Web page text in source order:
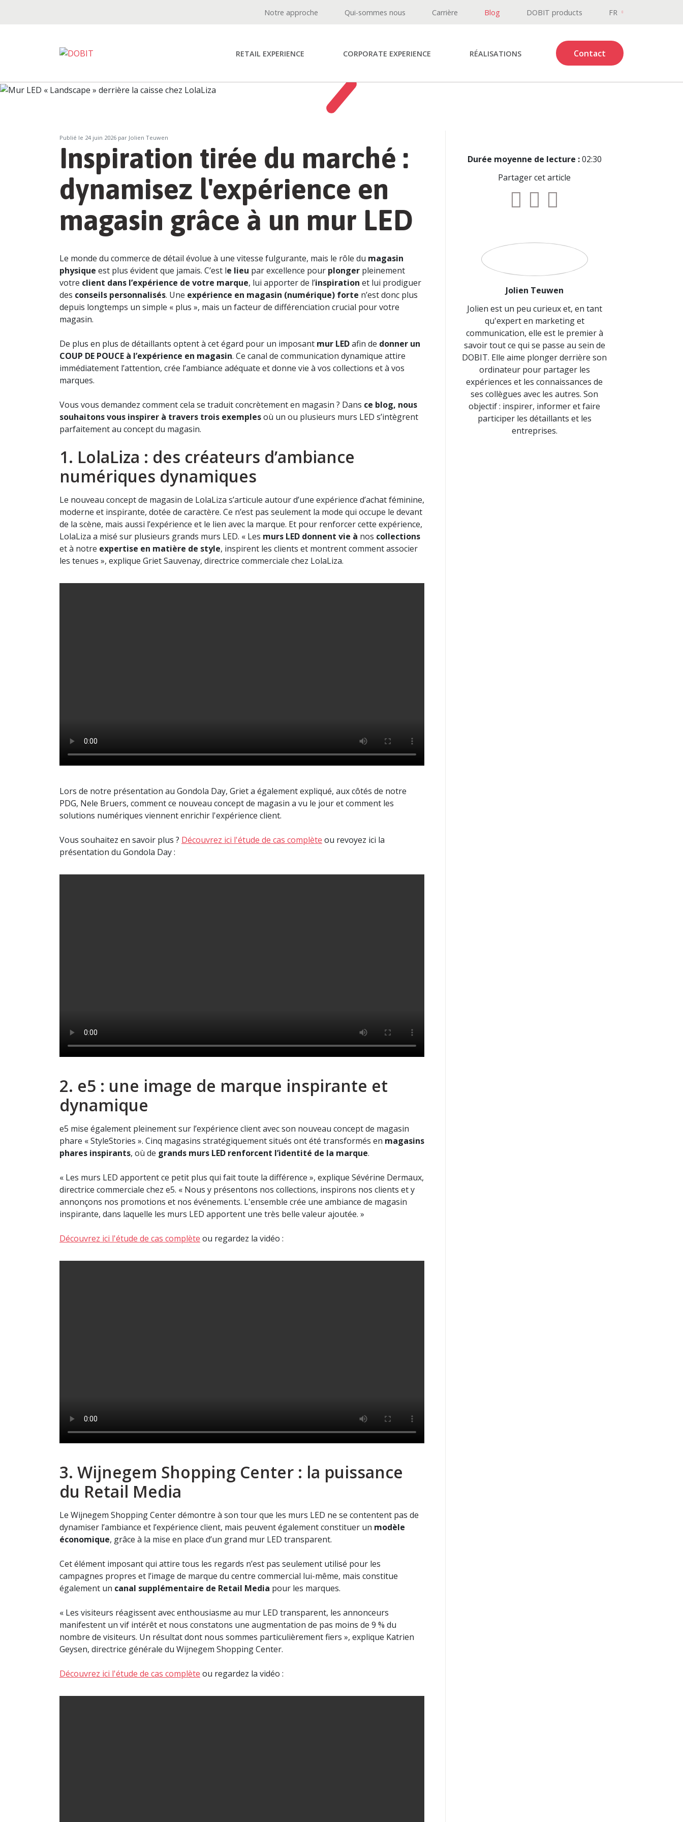
Notre approche Qui-sommes nous Carrière Blog DOBIT products FR
RETAIL EXPERIENCE CORPORATE EXPERIENCE RÉALISATIONS Contact
Publié le 24 juin 2026 par Jolien Teuwen
Inspiration tirée du marché :
dynamisez l'expérience en
magasin grâce à un mur LED
Le monde du commerce de détail évolue à une vitesse fulgurante, mais le rôle du magasin
physique est plus évident que jamais. C’est le lieu par excellence pour plonger pleinement
votre client dans l’expérience de votre marque, lui apporter de l’inspiration et lui prodiguer
des conseils personnalisés. Une expérience en magasin (numérique) forte n’est donc plus
depuis longtemps un simple « plus », mais un facteur de différenciation crucial pour votre
magasin.
De plus en plus de détaillants optent à cet égard pour un imposant mur LEDafin de donner un
COUP DE POUCE à l’expérience en magasin. Ce canal de communication dynamique attire
immédiatement l’attention, crée l’ambiance adéquate et donne vie à vos collections et à vos
marques.
Vous vous demandez comment cela se traduit concrètement en magasin ? Dans ce blog, nous
souhaitons vous inspirer à travers trois exemplesoù un ou plusieurs murs LED s’intègrent
parfaitement au concept du magasin.
1. LolaLiza : des créateurs d’ambiance
numériques dynamiques
Le nouveau concept de magasin de LolaLiza s’articule autour d’une expérience d’achat féminine,
moderne et inspirante, dotée de caractère. Ce n’est pas seulement la mode qui occupe le devant
de la scène, mais aussi l’expérience et le lien avec la marque. Et pour renforcer cette expérience,
LolaLiza a misé sur plusieurs grands murs LED. « Les murs LED donnent vie à nos collections
et à notre expertise en matière de style, inspirent les clients et montrent comment associer
les tenues », explique Griet Sauvenay, directrice commerciale chez LolaLiza.
Lors de notre présentation au Gondola Day, Griet a également expliqué, aux côtés de notre
PDG, Nele Bruers, comment ce nouveau concept de magasin a vu le jour et comment les
solutions numériques viennent enrichir l'expérience client.
Vous souhaitez en savoir plus ? Découvrez ici l'étude de cas complète ou revoyez ici la
présentation du Gondola Day :
2. e5 : une image de marque inspirante et
dynamique
e5 mise également pleinement sur l’expérience client avec son nouveau concept de magasin
phare « StyleStories ». Cinq magasins stratégiquement situés ont été transformés en magasins
phares inspirants, où de grands murs LED renforcent l’identité de la marque.
« Les murs LED apportent ce petit plus qui fait toute la différence », explique Sévérine Dermaux,
directrice commerciale chez e5. « Nous y présentons nos collections, inspirons nos clients et y
annonçons nos promotions et nos événements. L'ensemble crée une ambiance de magasin
inspirante, dans laquelle les murs LED apportent une très belle valeur ajoutée. »
Découvrez ici l'étude de cas complète ou regardez la vidéo :
3. Wijnegem Shopping Center : la puissance
du Retail Media
Le Wijnegem Shopping Center démontre à son tour que les murs LED ne se contentent pas de
dynamiser l’ambiance et l’expérience client, mais peuvent également constituer un modèle
économique, grâce à la mise en place d’un grand mur LED transparent.
Cet élément imposant qui attire tous les regards n’est pas seulement utilisé pour les
campagnes propres et l’image de marque du centre commercial lui-même, mais constitue
également un canal supplémentaire de Retail Media pour les marques.
« Les visiteurs réagissent avec enthousiasme au mur LED transparent, les annonceurs
manifestent un vif intérêt et nous constatons une augmentation de pas moins de 9 % du
nombre de visiteurs. Un résultat dont nous sommes particulièrement fiers », explique Katrien
Geysen, directrice générale du Wijnegem Shopping Center.
Découvrez ici l'étude de cas complète ou regardez la vidéo :
Durée moyenne de lecture :02:30
Partager cet article
Jolien Teuwen
Jolien est un peu curieux et, en tant
qu'expert en marketing et
communication, elle est le premier à
savoir tout ce qui se passe au sein de
DOBIT. Elle aime plonger derrière son
ordinateur pour partager les
expériences et les connaissances de
ses collègues avec les autres. Son
objectif : inspirer, informer et faire
participer les détaillants et les
entreprises.